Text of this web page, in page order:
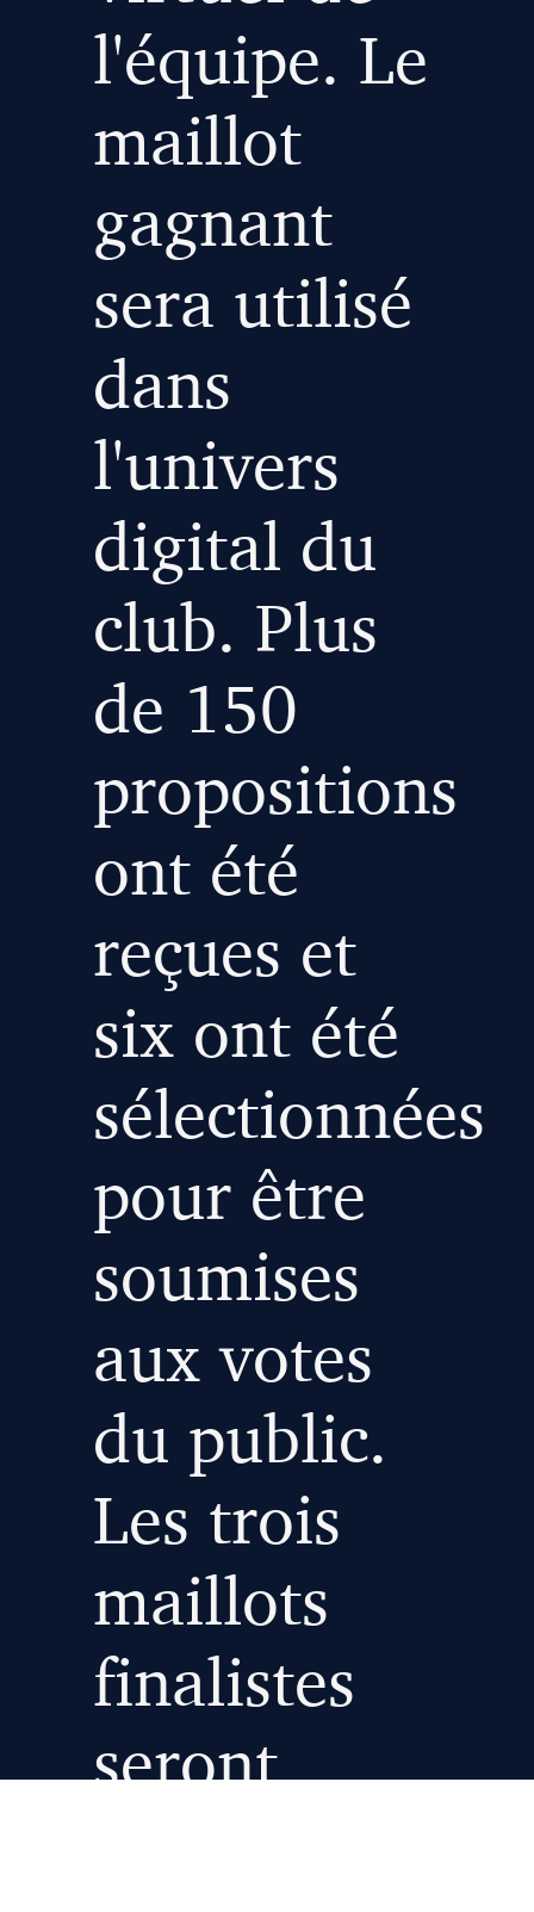
l'équipe. Le
maillot
gagnant
sera utilisé
dans
l'univers
digital du
club. Plus
de 150
propositions
ont été
reçues et
six ont été
sélectionnées
pour être
soumises
aux votes
du public.
Les trois
maillots
finalistes
seront